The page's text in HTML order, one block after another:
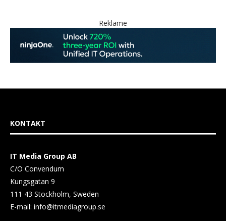
Reklame
KONTAKT
IT Media Group AB
C/O Convendum
Kungsgatan 9
111 43 Stockholm, Sweden
E-mail: info@itmediagroup.se